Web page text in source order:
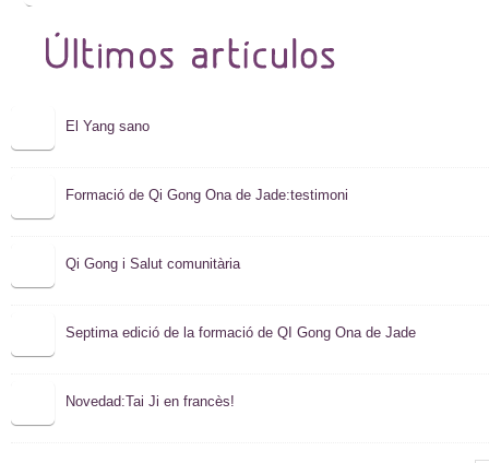
El Yang sano
Formació de Qi Gong Ona de Jade:testimoni
Qi Gong i Salut comunitària
Septima edició de la formació de QI Gong Ona de Jade
Novedad:Tai Ji en francès!